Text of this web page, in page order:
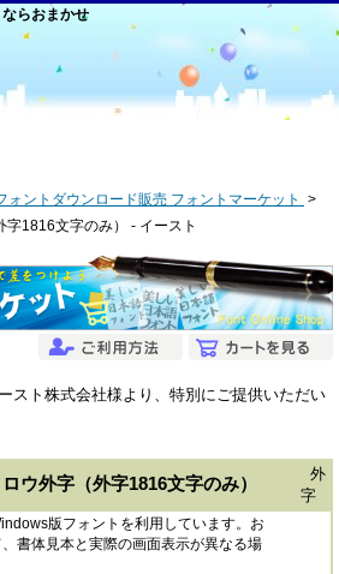
らおまかせ
ォントダウンロード販売 フォントマーケット
字1816文字のみ） - イースト
スト株式会社様より、特別にご提供いただい
ウ外字（外字1816文字のみ）
外
字
版フォントを利用しています。お
書体見本と実際の画面表示が異なる場